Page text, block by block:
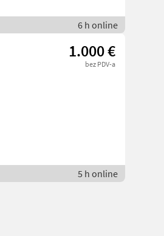
6 h online
1.000 €
bez PDV-a
5 h online